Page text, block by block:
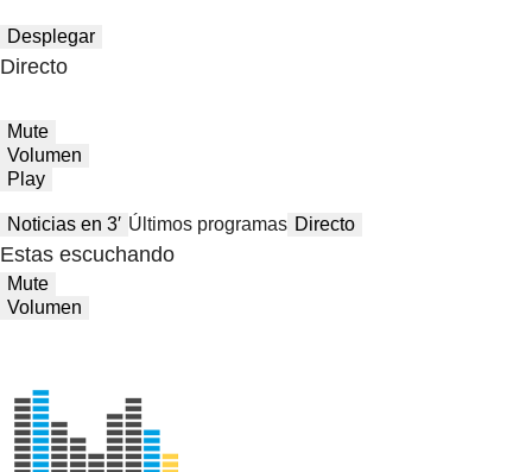
Desplegar
Directo
Mute
Volumen
Play
Noticias en 3′ Últimos programas Directo
Estas escuchando
Mute
Volumen